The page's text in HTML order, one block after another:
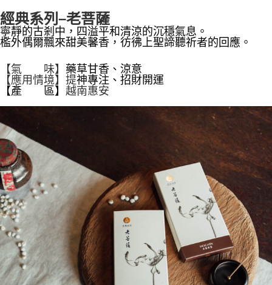
結帳頁面，進行簡訊認證並確認金額後，即可完成結帳。
２．訂單成立數日內，您將收到繳費通知簡訊。
３．收到繳費通知簡訊後14天內，點擊此簡訊中的連結，可透過四大超商／
ATM／網路銀行／等多元方式進行付款，方視為交易完成。
購買商品的店家。未經商家同意取消之訂單仍視為有效，需透過AFTEE先享
後付繳納相關費用。
※ 交易是否成功請以「AFTEE先享後付 」之結帳頁面顯示為準，若有關於
https://netprotections.freshdesk.com/support/home
【注意事項】
１．透過由恩沛科技股份有限公司提供之「AFTEE先享後付」服務完成之交
易，需依本服務之必要範圍內提供個人資料，並將交易相關給付款項請求債
權轉讓予恩沛科技股份有限公司。
２．關於個人資料處理事宜，請瀏覽以下網址：
https://aftee.tw/terms/#terms3
３．未成年的使用者請事先徵得法定代理人或監護人之同意方可使用
「AFTEE先享後付」，若未經同意申辦者引起之損失，本公司不負相關責
任。
４．使用「AFTEE先享後付」時，將依據個別帳號之用戶狀況，依本公司即
時審查核予不同之上限額度；若仍有額度不足之情形，本公司將視審查結果
請求用戶進行身份認證。
５．嚴禁一人註冊多個帳號或使用他人資訊註冊。若發現惡意使用之情形，
恩沛科技股份有限公司將有權停止該用戶之使用額度並採取法律行動。
每筆NT$60，滿NT$1,500(含以上)免運費
付款後全家取貨
7-11取貨付款
每筆NT$60，滿NT$1,500(含以上)免運費
每筆NT$60，滿NT$1,500(含以上)免運費
宅配
每筆NT$100，滿NT$1,500(含以上)免運費
離島-黑貓宅配
每筆NT$360
付款後門市自取
免運費
貨到付款
經典系列–老菩薩
寧靜的古剎中，四溢平和清涼的沉穩氣息。
檻外偶爾飄來甜美馨香，彷彿上聖諦聽祈者的回應。
【氣 味】 藥草甘香、涼意
【應用情境】 提神專注、招財開運
【產 區】 越南惠安